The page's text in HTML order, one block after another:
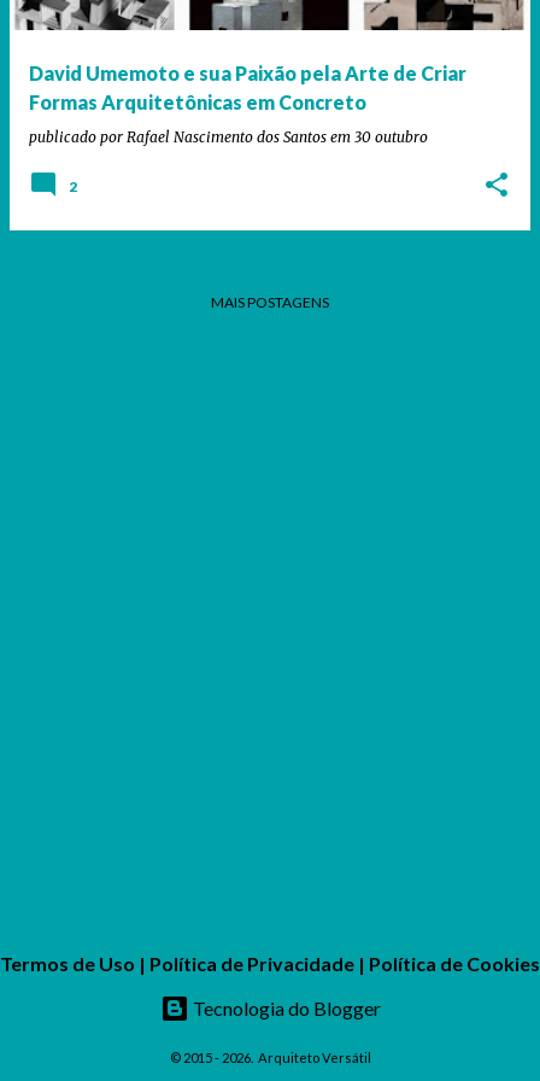
g
David Umemoto e sua Paixão pela Arte de Criar
Formas Arquitetônicas em Concreto
publicado por Rafael Nascimento dos Santos em 30 outubro
2
MAIS POSTAGENS
Termos de Uso | Política de Privacidade | Política de Cookies
Tecnologia do Blogger
© 2015 - 2026. Arquiteto Versátil